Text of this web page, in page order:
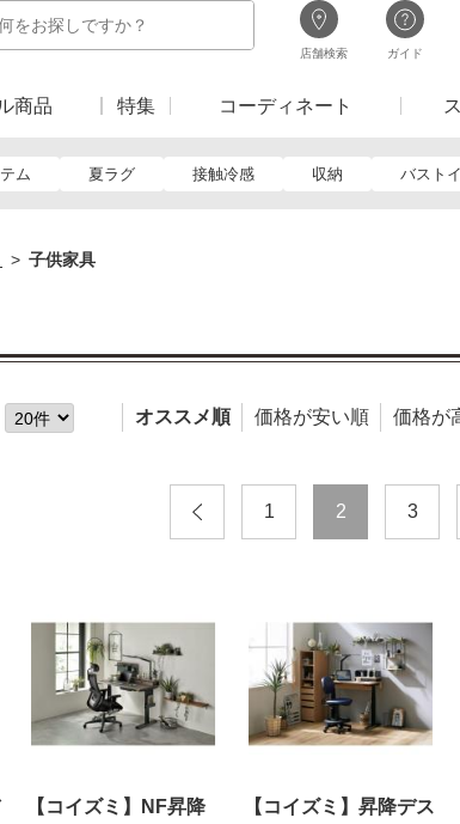
店舗検索 ガイド
商品 特集 コーディネート
ム 夏ラグ 接触冷感 収納 バスト
子供家具
オススメ順 価格が安い順 価格が
1 2 3
【コイズミ】NF昇降
【コイズミ】昇降デス